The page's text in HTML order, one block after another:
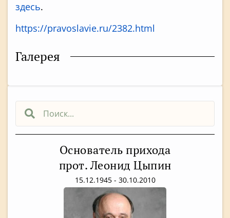
Основатель прихода
прот. Леонид Цыпин
15.12.1945 - 30.10.2010
здесь.
https://pravoslavie.ru/2382.html
Галерея